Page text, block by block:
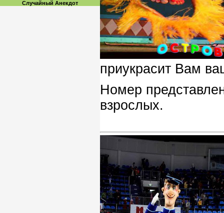
Случайный Анекдот
приукрасит Вам
Номер
взрослых.